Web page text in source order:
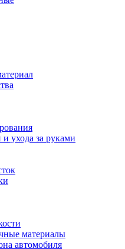
ухода за руками
материалы
автомобиля